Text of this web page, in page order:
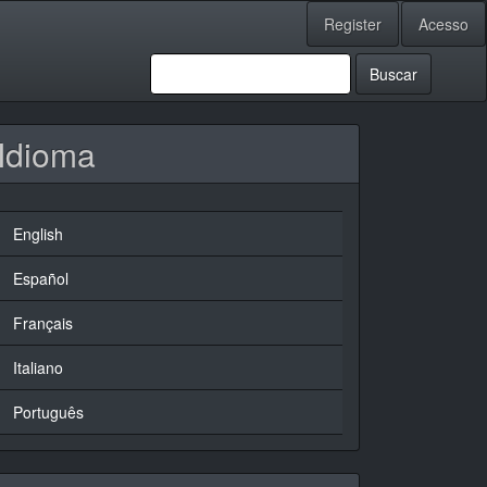
Register Acesso
Buscar
Idioma
English
Español
Français
Italiano
Português